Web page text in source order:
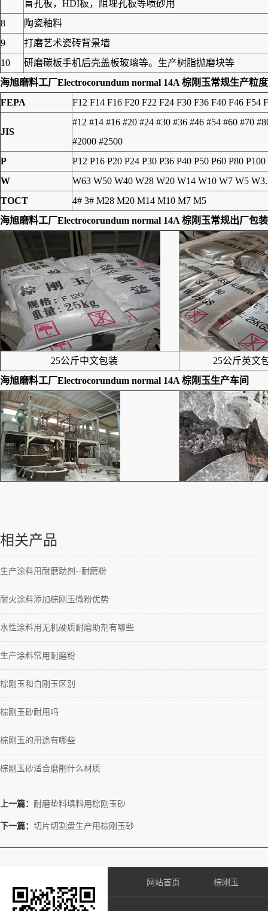
盲孔板，HDI板，阻埋孔板等喷砂用
8
陶瓷釉料
9
打磨艺术瓷砖背景墙
10
研磨碳板手机后壳盖板玻璃等。生产树脂抛磨块等
海旭磨料工厂Electrocorundum normal 14A 棕刚玉常规生产粒度
FEPA
F12 F14 F16 F20 F22 F24 F30 F36 F40 F46 F54
JIS
#12 #14 #16 #20 #24 #30 #36 #46 #54 #60 #70
#2000 #2500
P
P12 P16 P20 P24 P30 P36 P40 P50 P60 P80
W
W63 W50 W40 W28 W20 W14 W10 W7 W5
TOCT
4# 3# M28 M20 M14 M10 M7 M5
海旭磨料工厂Electrocorundum normal 14A 棕刚玉常规出厂包装
25公斤中文包装
25公斤英文
海旭磨料工厂Electrocorundum normal 14A 棕刚玉生产车间
相关产品
生产涂料用耐磨助剂--耐磨粉
耐火涂料添加棕刚玉微粉优势
水性涂料用无机硬质耐磨助剂有哪些
生产涂料常用耐磨粉
棕刚玉和白刚玉区别
棕刚玉砂耐用吗
棕刚玉的用途有哪些
棕刚玉砂适合磨削什么材质
上一篇： 耐磨垫料填料用棕刚玉砂
下一篇： 切片切割盘生产用棕刚玉砂
网站首页 棕刚玉